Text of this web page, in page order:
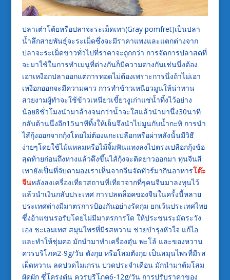
ปลาเต๋าโต้ยหรือปลาจะระเม็ดเทา(Gray pomfret)เป็นปลา
น้ำลึกสายพันธุ์จะระเม็ดซึ่งจะมีราคาแพงและแตกต่างจาก
ปลาจะระเม็ดขาวทั่วไปที่ราคาจะถูกกว่า การจัดการปลาสดที่
จะมาใช้ในการทำเมนูที่ต่างกันก็มีความต่างกันเช่นนึ่งต้อง
เอาเหงือกปลาออกแต่การทอดไม่ต้องเพราะการนึ่งถ้าไม่เอา
เหงือกออกจะมีความคาว การทำข้าวเหนียวมูนให้น่าทาน
สวยงามผู้ทำจะใช้ข้าวเหนียวเขี้ยวงูเก่าแช่น้ำทิ้งไว้อย่าง
น้อย8ชั่วโมงนำมาล้างจนกว่าน้ำจะใสแล้วนำมานึ่ง30นาที
กลับด้านนึ่งอีก15นาทีทิ้งให้เย็นจึงนำไปมูนกับน้ำกะทิ การนำ
ไส้กุ้งออกจากกุ้งโดยไม่ต้องแกะเปลือกหรือผ่าหลังนั้นมีวิธี
ง่ายๆโดยใช้ไม้แหลมหรือไม้จิ้มฟันแทงลงไปตรงเปลือกกุ้งข้อ
สุดท้ายก่อนถึงหางแล้วดึงขึ้นไส้กุ้งจะติดยาวออกมา ทุนจีนสี
เทายังเป็นที่จับตามองเราเห็นจากจีนจัดทัวร์มากินอาหารโต๊ะ
จีนหลังลงเครื่องเที่ยวสถานที่เที่ยวจากที่ๆคนจีนมาลงทุนไว้
แล้วนำเงินกลับประเทศ การปลดล็อคของจีนในครั้งนี้หลาย
ประเทศต่างมีมาตรการป้องกันอย่างรัดกุม ยกเว้นประเทศไทย
ซึ่งอ้าแขนรอรับโดยไม่มีมาตรการใด ให้ประชนระมัดระวัง
เอง ชะเอมเทศ สมุนไพรที่มีรสหวาน ช่วยบำรุงหัวใจ แก้ไอ
และทำให้ชุ่มคอ มักนำมาทำเครื่องตุ๋น พะโล้ และของหวาน
ควรบริโภค2-9g/วัน ตังกุย หรือโสมตังกุย เป็นสมุนไพรที่มีรส
เผ็ดหวาน ลดปวดไมเกรน ปวดประจำเดือน มักนำมาต้มโสม
ผัดผัก ซี่โครงตุ๋น ควรบริโภค6-12g/วัน การปรับราคาของ